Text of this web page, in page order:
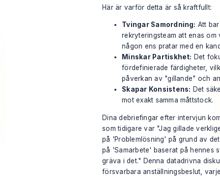
Här är varför detta är så kraftfullt:
Tvingar Samordning: Att
rekryteringsteam att enas
någon ens pratar med en
Minskar Partiskhet: Det
fördefinierade färdigheter,
påverkan av "gillande" och
Skapar Konsistens: Det
mot exakt samma måttstock.
Dina debriefingar efter intervjun
som tidigare var "Jag gillade
på 'Problemlösning' på grund av
på 'Samarbete' baserat på hennes
gräva i det." Denna datadrivna
försvarbara anställningsbeslut,